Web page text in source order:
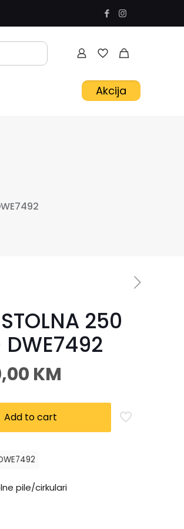
Akcija
250
KM
Add to cart
pile/cirkulari